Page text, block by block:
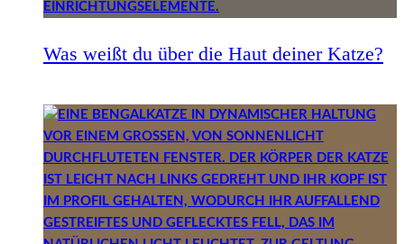
Was weißt du über die Haut deiner Katze?